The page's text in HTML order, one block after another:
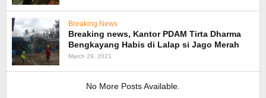
Breaking News
Breaking news, Kantor PDAM Tirta Dharma
Bengkayang Habis di Lalap si Jago Merah
March 29, 2021
No More Posts Available.